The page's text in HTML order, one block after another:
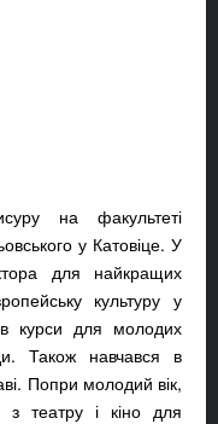
на факультеті
у Катовіце. У
для найкращих
культуру у
курси для молодих
Також навчався в
Попри молодий вік,
з театру і кіно для